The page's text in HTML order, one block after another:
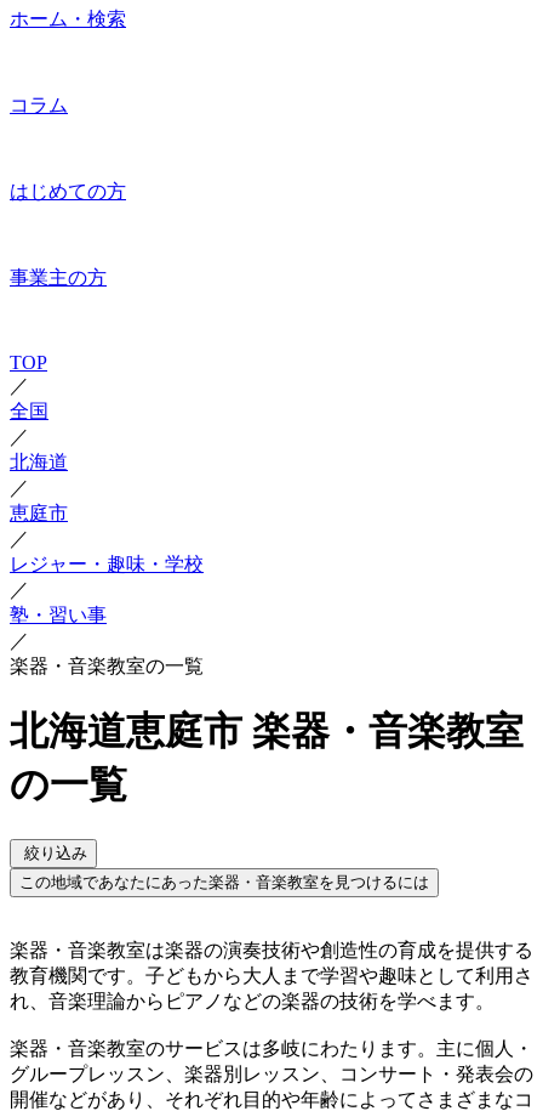
ホーム・検索
コラム
はじめての方
事業主の方
TOP
／
全国
／
北海道
／
恵庭市
／
レジャー・趣味・学校
／
塾・習い事
／
楽器・音楽教室の一覧
北海道恵庭市 楽器・音楽教室
の一覧
絞り込み
この地域であなたにあった楽器・音楽教室を見つけるには
楽器・音楽教室は楽器の演奏技術や創造性の育成を提供する
教育機関です。子どもから大人まで学習や趣味として利用さ
れ、音楽理論からピアノなどの楽器の技術を学べます。
楽器・音楽教室のサービスは多岐にわたります。主に個人・
グループレッスン、楽器別レッスン、コンサート・発表会の
開催などがあり、それぞれ目的や年齢によってさまざまなコ